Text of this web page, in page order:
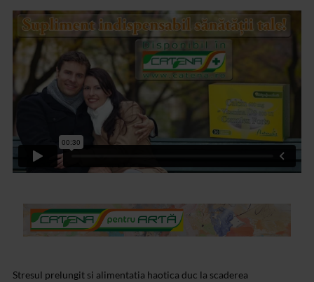
Stresul prelungit si alimentatia haotica duc la scaderea